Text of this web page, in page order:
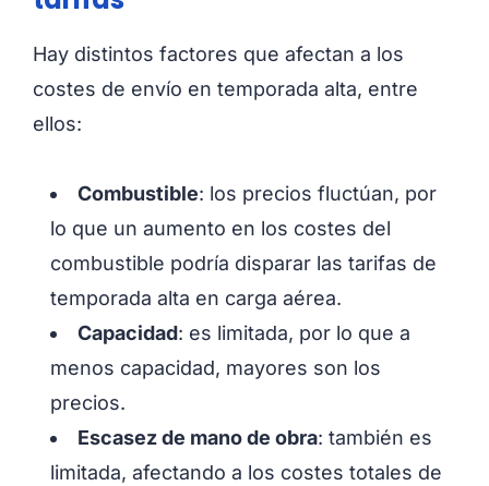
Hay distintos factores que afectan a los
costes de envío en temporada alta, entre
ellos:
Combustible: los precios fluctúan, por
lo que un aumento en los costes del
combustible podría disparar las tarifas de
temporada alta en carga aérea.
Capacidad: es limitada, por lo que a
menos capacidad, mayores son los
precios.
Escasez de mano de obra: también es
limitada, afectando a los costes totales de